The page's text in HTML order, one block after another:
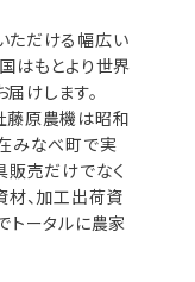
ただける幅広い
はもとより世界
けします。
藤原農機は昭和
みなべ町で実
販売だけでなく
材、加工出荷資
トータルに農家